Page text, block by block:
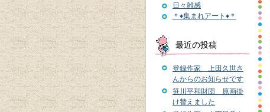
日々雑感
＊♦集まれアート♦＊
最近の投稿
登録作家 上田久世さ
んからのお知らせです
笹川平和財団 原画掛
け替えました